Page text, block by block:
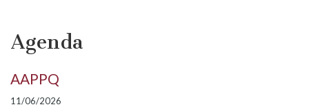
Agenda
AAPPQ
11/06/2026